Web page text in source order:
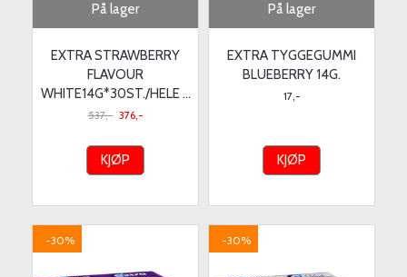
På lager
EXTRA STRAWBERRY
FLAVOUR
WHITE14G*30ST./HELE ...
537,- 376,-
KJØP
På lager
EXTRA TYGGEGUMMI
BLUEBERRY 14G.
17,-
KJØP
-30% -30%